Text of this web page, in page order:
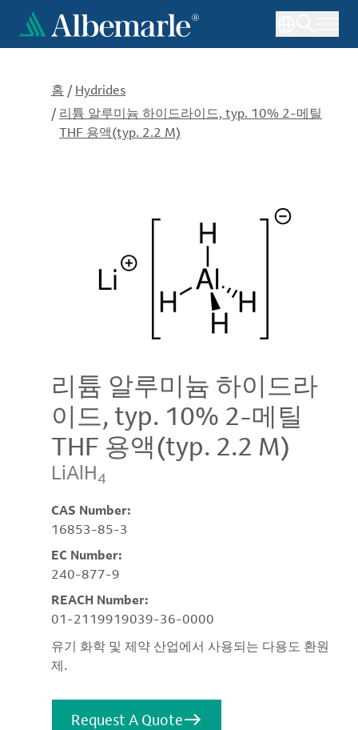
콘
홈 / Hydrides
/ 리튬 알루미늄 하이드라이드, typ. 10% 2-메틸
THF 용액(typ. 2.2 M)
리튬 알루미늄 하이드라
이드, typ. 10% 2-메틸
THF 용액(typ. 2.2 M)
LiAlH4
CAS Number:
16853-85-3
EC Number:
240-877-9
REACH Number:
01-2119919039-36-0000
유기 화학 및 제약 산업에서 사용되는 다용도 환원
제.
Request A Quote